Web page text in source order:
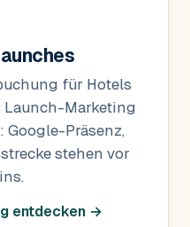
für Hotels
Launch-Marketing
Präsenz,
stehen vor
entdecken →